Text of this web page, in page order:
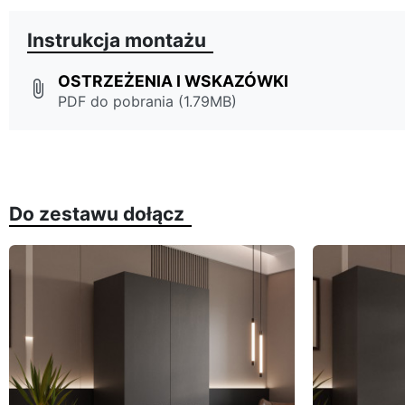
Instrukcja montażu
attach_file OSTRZEŻENIA I WSKAZÓWKI
PDF do pobrania (1.79MB)
Do zestawu dołącz